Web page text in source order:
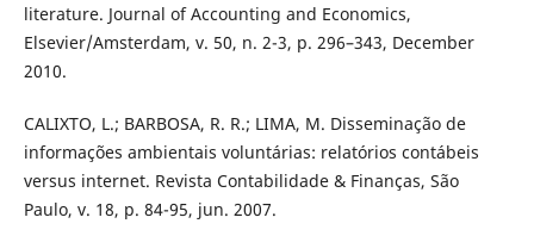
literature. Journal of Accounting and Economics,
Elsevier/Amsterdam, v. 50, n. 2-3, p. 296–343, December
2010.
CALIXTO, L.; BARBOSA, R. R.; LIMA, M. Disseminação de
informações ambientais voluntárias: relatórios contábeis
versus internet. Revista Contabilidade & Finanças, São
Paulo, v. 18, p. 84-95, jun. 2007.